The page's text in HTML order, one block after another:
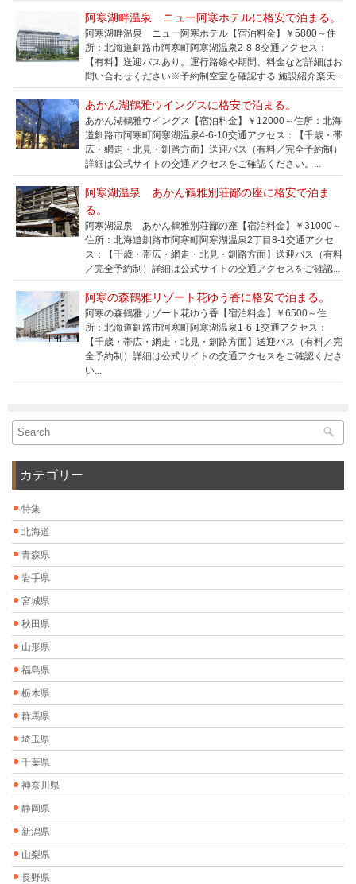
阿寒湖畔温泉 ニュー阿寒ホテルに格安で泊まる。
阿寒湖畔温泉 ニュー阿寒ホテル【宿泊料金】￥5800～住
所：北海道釧路市阿寒町阿寒湖温泉2-8-8交通アクセス：
【有料】送迎バスあり。運行路線や期間、料金など詳細はお
問い合わせください※予約制空室を確認する 施設紹介楽天...
あかん湖鶴雅ウイングスに格安で泊まる。
あかん湖鶴雅ウイングス【宿泊料金】￥12000～住所：北海
道釧路市阿寒町阿寒湖温泉4-6-10交通アクセス：【千歳・帯
広・網走・北見・釧路方面】送迎バス（有料／完全予約制）
詳細は公式サイトの交通アクセスをご確認ください。...
阿寒湖温泉 あかん鶴雅別荘鄙の座に格安で泊ま
る。
阿寒湖温泉 あかん鶴雅別荘鄙の座【宿泊料金】￥31000～
住所：北海道釧路市阿寒町阿寒湖温泉2丁目8-1交通アクセ
ス：【千歳・帯広・網走・北見・釧路方面】送迎バス（有料
／完全予約制）詳細は公式サイトの交通アクセスをご確認...
阿寒の森鶴雅リゾート花ゆう香に格安で泊まる。
阿寒の森鶴雅リゾート花ゆう香【宿泊料金】￥6500～住
所：北海道釧路市阿寒町阿寒湖温泉1-6-1交通アクセス：
【千歳・帯広・網走・北見・釧路方面】送迎バス（有料／完
全予約制）詳細は公式サイトの交通アクセスをご確認くださ
い...
カテゴリー
特集
北海道
青森県
岩手県
宮城県
秋田県
山形県
福島県
栃木県
群馬県
埼玉県
千葉県
神奈川県
静岡県
新潟県
山梨県
長野県